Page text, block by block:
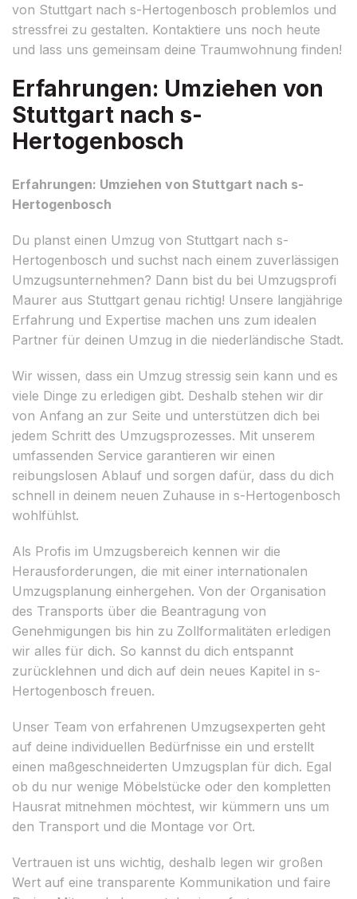
von Stuttgart nach s-Hertogenbosch problemlos und
stressfrei zu gestalten. Kontaktiere uns noch heute
und lass uns gemeinsam deine Traumwohnung finden!
Erfahrungen: Umziehen von
Stuttgart nach s-
Hertogenbosch
Erfahrungen: Umziehen von Stuttgart nach s-
Hertogenbosch
Du planst einen Umzug von Stuttgart nach s-
Hertogenbosch und suchst nach einem zuverlässigen
Umzugsunternehmen? Dann bist du bei Umzugsprofi
Maurer aus Stuttgart genau richtig! Unsere langjährige
Erfahrung und Expertise machen uns zum idealen
Partner für deinen Umzug in die niederländische Stadt.
Wir wissen, dass ein Umzug stressig sein kann und es
viele Dinge zu erledigen gibt. Deshalb stehen wir dir
von Anfang an zur Seite und unterstützen dich bei
jedem Schritt des Umzugsprozesses. Mit unserem
umfassenden Service garantieren wir einen
reibungslosen Ablauf und sorgen dafür, dass du dich
schnell in deinem neuen Zuhause in s-Hertogenbosch
wohlfühlst.
Als Profis im Umzugsbereich kennen wir die
Herausforderungen, die mit einer internationalen
Umzugsplanung einhergehen. Von der Organisation
des Transports über die Beantragung von
Genehmigungen bis hin zu Zollformalitäten erledigen
wir alles für dich. So kannst du dich entspannt
zurücklehnen und dich auf dein neues Kapitel in s-
Hertogenbosch freuen.
Unser Team von erfahrenen Umzugsexperten geht
auf deine individuellen Bedürfnisse ein und erstellt
einen maßgeschneiderten Umzugsplan für dich. Egal
ob du nur wenige Möbelstücke oder den kompletten
Hausrat mitnehmen möchtest, wir kümmern uns um
den Transport und die Montage vor Ort.
Vertrauen ist uns wichtig, deshalb legen wir großen
Wert auf eine transparente Kommunikation und faire